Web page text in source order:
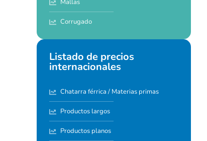
Mallas
Corrugado
Listado de precios
internacionales
Chatarra férrica / Materias primas
Productos largos
Productos planos